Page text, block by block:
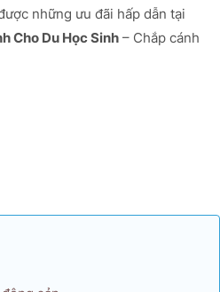
những ưu đãi hấp dẫn tại
Cho Du Học Sinh – Chắp cánh